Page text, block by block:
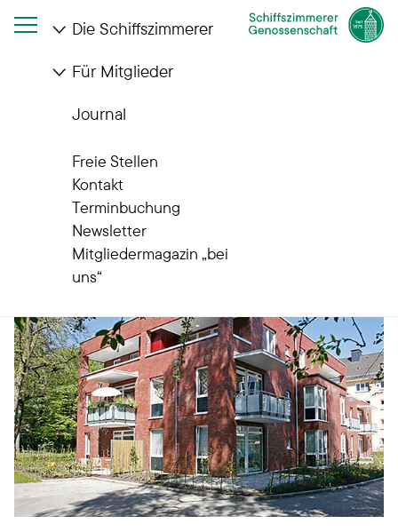
Die Schiffszimmerer
Für Mitglieder
Journal
Freie Stellen
Kontakt
Terminbuchung
Newsletter
Mitgliedermagazin „bei
uns“
Startseite
Die Schiffszimmerer Wohnanlagen
Fuhlsbüttler Straße